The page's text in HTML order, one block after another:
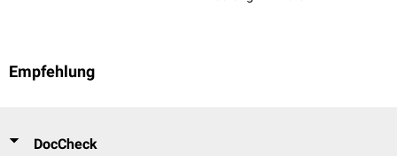
Empfehlung
DocCheck